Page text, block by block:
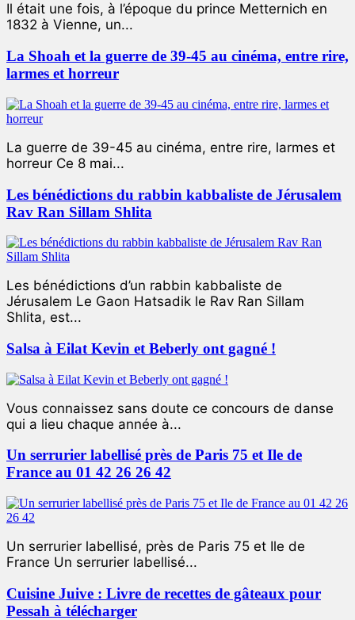
Il était une fois, à l’époque du prince Metternich en
1832 à Vienne, un...
La Shoah et la guerre de 39-45 au cinéma, entre rire,
larmes et horreur
La guerre de 39-45 au cinéma, entre rire, larmes et
horreur Ce 8 mai...
Les bénédictions du rabbin kabbaliste de Jérusalem
Rav Ran Sillam Shlita
Les bénédictions d’un rabbin kabbaliste de
Jérusalem Le Gaon Hatsadik le Rav Ran Sillam
Shlita, est...
Salsa à Eilat Kevin et Beberly ont gagné !
Vous connaissez sans doute ce concours de danse
qui a lieu chaque année à...
Un serrurier labellisé près de Paris 75 et Ile de
France au 01 42 26 26 42
Un serrurier labellisé, près de Paris 75 et Ile de
France Un serrurier labellisé...
Cuisine Juive : Livre de recettes de gâteaux pour
Pessah à télécharger